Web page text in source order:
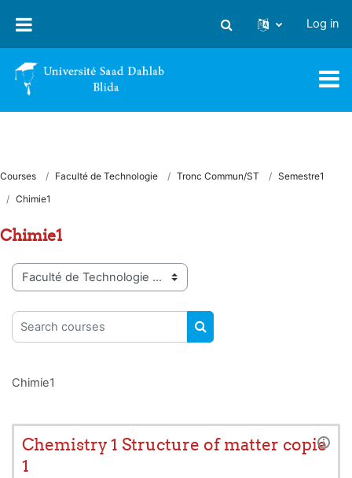
Toggle search input
Log in
Courses Faculté de Technologie Tronc Commun/ST
Semestre1
Chimie1
Chimie1
Course categories
Search courses
SEARCH COURSES
Chimie1
Chemistry 1 Structure of matter copie
1